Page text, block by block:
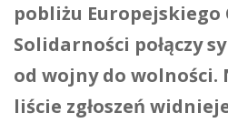
pobliżu Europejskiego
Solidarności połączy
od wojny do wolności.
liście zgłoszeń